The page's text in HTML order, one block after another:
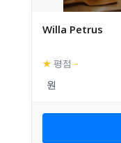
Willa Petrus
★ 평점 –